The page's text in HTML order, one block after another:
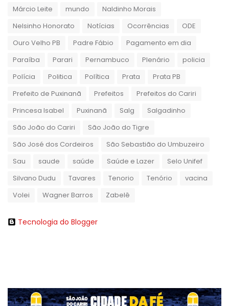
Márcio Leite
mundo
Naldinho Morais
Nelsinho Honorato
Notícias Ocorrências
ODE
Ouro Velho PB
Padre Fábio
Pagamento em dia
Paraíba
Parari Pernambuco Plenário
policia
Polícia
Politica Política Prata
Prata PB
Prefeito de Puxinanã
Prefeitos
Prefeitos do Cariri
Princesa Isabel
Puxinanã Salg
Salgadinho
São João do Cariri
São João do Tigre
São José dos Cordeiros
São Sebastião do Umbuzeiro
Sau
saude saúde Saúde e Lazer
Selo Unifef
Silvano Dudu
Tavares Tenorio Tenório
vacina
Volei
Wagner Barros Zabelê
Tecnologia do Blogger